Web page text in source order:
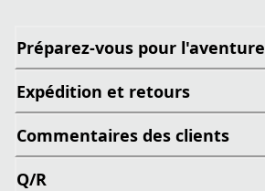
Préparez-vous pour l'aventure
Expédition et retours
Commentaires des clients
Q/R